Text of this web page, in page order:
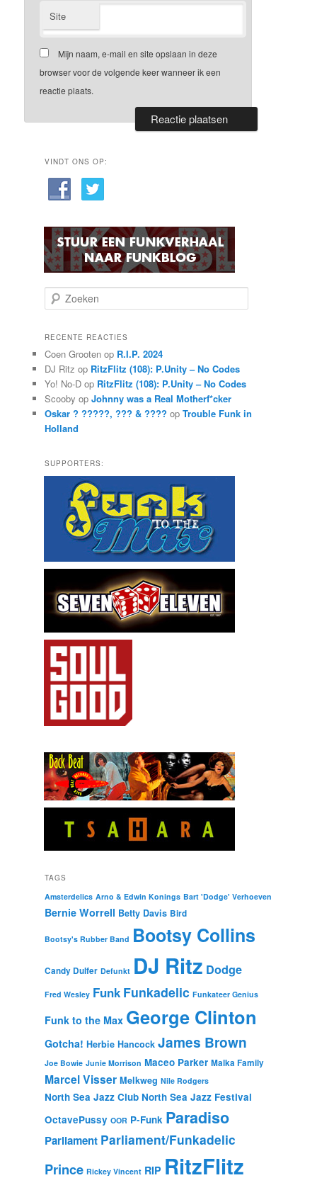
Site
Mijn naam, e-mail en site opslaan in deze
browser voor de volgende keer wanneer ik een
reactie plaats.
VINDT ONS OP:
o
k
n
RECENTE REACTIES
Coen Grootenop R.I.P. 2024
DJ Ritz op RitzFlitz (108): P.Unity – No Codes
Yo! No-Dop RitzFlitz (108): P.Unity – No Codes
Scooby op Johnny was a Real Motherf*cker
Oskar ? ?????, ??? & ???? op Trouble Funk in
Holland
SUPPORTERS:
TAGS
Amsterdelics Arno & Edwin Konings Bart 'Dodge' Verhoeven
Bernie Worrell Betty Davis Bird
Bootsy's Rubber Band Bootsy Collins
Candy Dulfer Defunkt DJ Ritz Dodge
Fred Wesley Funk Funkadelic Funkateer Genius
Funk to the Max George Clinton
Gotcha! Herbie Hancock James Brown
Joe Bowie Junie Morrison Maceo Parker Malka Family
Marcel Visser Melkweg Nile Rodgers
North Sea Jazz Club North Sea Jazz Festival
OctavePussy OOR P-Funk Paradiso
Parliament Parliament/Funkadelic
Prince Rickey Vincent RIP RitzFlitz